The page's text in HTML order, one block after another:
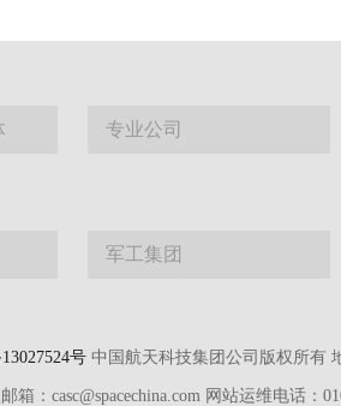
专业公司
军工集团
号 中国航天科技集团公司版权所有
箱：casc@spacechina.com 网站运维电话：